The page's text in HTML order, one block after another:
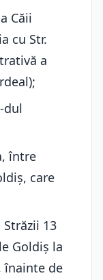
Căii
cu Str.
a
dul
între
care
13
Goldiș la
înainte de